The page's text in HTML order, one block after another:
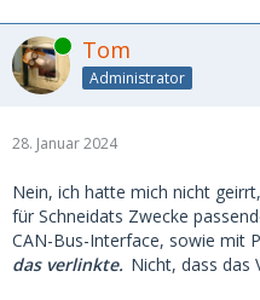
Online Tom
Administrator
28. Januar 2024
Nein, ich hatte mich nicht
für Schneidats Zwecke
CAN-Bus-Interface, sowie mit
das verlinkte. Nicht, dass das